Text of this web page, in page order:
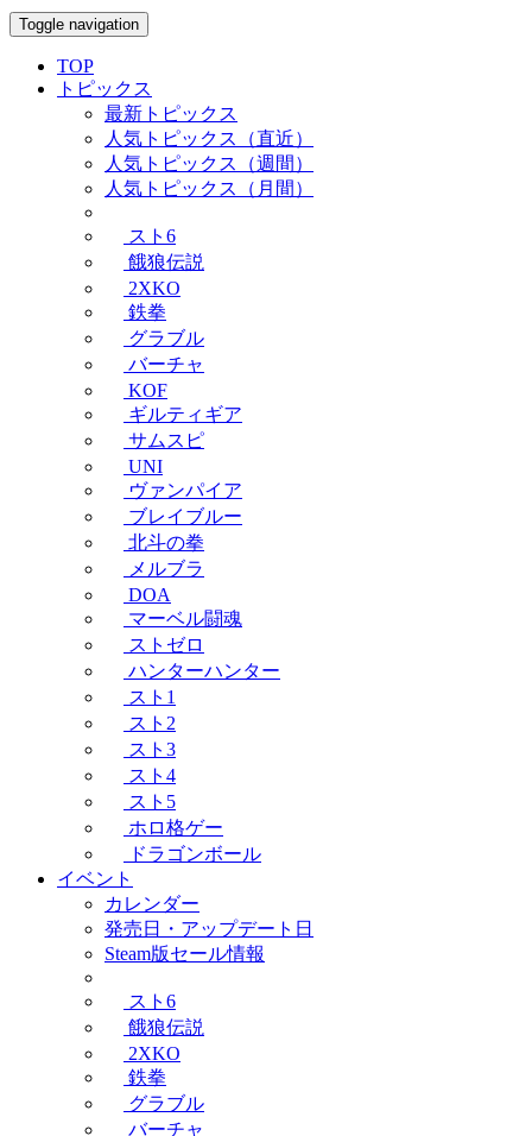
Toggle navigation
TOP
トピックス
最新トピックス
人気トピックス（直近）
人気トピックス（週間）
人気トピックス（月間）
スト6
餓狼伝説
2XKO
鉄拳
グラブル
バーチャ
KOF
ギルティギア
サムスピ
UNI
ヴァンパイア
ブレイブルー
北斗の拳
メルブラ
DOA
マーベル闘魂
ストゼロ
ハンターハンター
スト1
スト2
スト3
スト4
スト5
ホロ格ゲー
ドラゴンボール
イベント
カレンダー
発売日・アップデート日
Steam版セール情報
スト6
餓狼伝説
2XKO
鉄拳
グラブル
バーチャ